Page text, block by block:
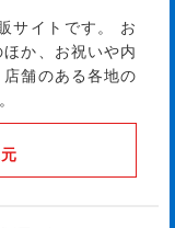
サイトです。 お
か、お祝いや内
舗のある各地の